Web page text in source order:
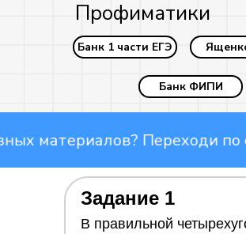
Профиматики
Банк 1 части ЕГЭ
Банк ФИПИ
Наши соцсети:
Переходи по
Задание 1
В правильной